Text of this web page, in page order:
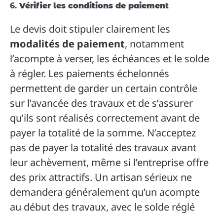
6. Vérifier les conditions de paiement
Le devis doit stipuler clairement les
modalités de paiement, notamment
l’acompte à verser, les échéances et le solde
à régler. Les paiements échelonnés
permettent de garder un certain contrôle
sur l’avancée des travaux et de s’assurer
qu’ils sont réalisés correctement avant de
payer la totalité de la somme. N’acceptez
pas de payer la totalité des travaux avant
leur achèvement, même si l’entreprise offre
des prix attractifs. Un artisan sérieux ne
demandera généralement qu’un acompte
au début des travaux, avec le solde réglé